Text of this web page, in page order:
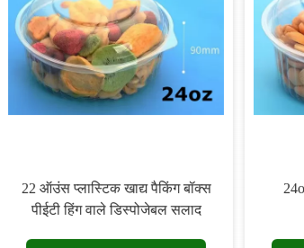
22 ऑउंस प्लास्टिक खाद्य पैकिंग बॉक्स
पीईटी हिंग वाले डिस्पोजेबल सलाद